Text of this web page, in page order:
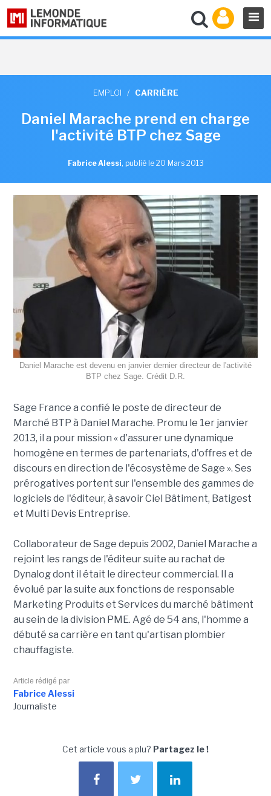
EMPLOI / CARRIÈRE
Daniel Marache prend en charge
l'activité BTP chez Sage
Fabrice Alessi, publié le 20 Mars 2013
Daniel Marache est devenu en janvier dernier directeur de l'activité
BTP chez Sage. Crédit D.R.
Sage France a confié le poste de directeur de
Marché BTP à Daniel Marache. Promu le 1er janvier
2013, il a pour mission « d'assurer une dynamique
homogène en termes de partenariats, d'offres et de
discours en direction de l'écosystème de Sage ». Ses
prérogatives portent sur l'ensemble des gammes de
logiciels de l'éditeur, à savoir Ciel Bâtiment, Batigest
et Multi Devis Entreprise.
Collaborateur de Sage depuis 2002, Daniel Marache a
rejoint les rangs de l'éditeur suite au rachat de
Dynalog dont il était le directeur commercial. Il a
évolué par la suite aux fonctions de responsable
Marketing Produits et Services du marché bâtiment
au sein de la division PME. Agé de 54 ans, l'homme a
débuté sa carrière en tant qu'artisan plombier
chauffagiste.
Article rédigé par
Fabrice Alessi
Journaliste
Cet article vous a plu? Partagez le !